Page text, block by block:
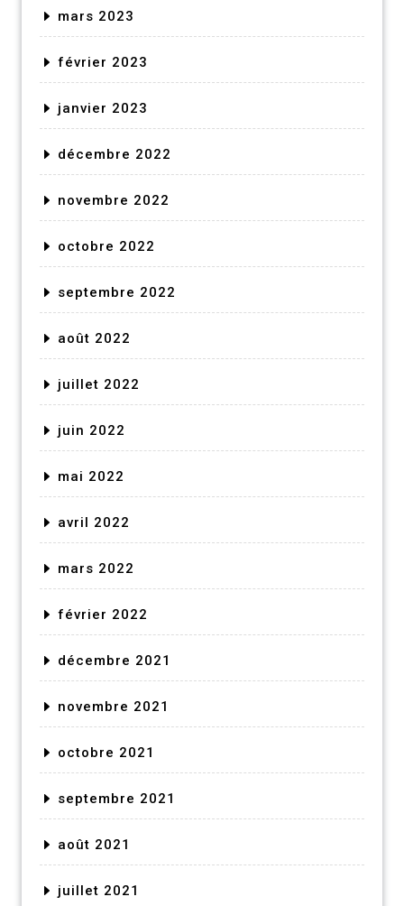
mars 2023
février 2023
janvier 2023
décembre 2022
novembre 2022
octobre 2022
septembre 2022
août 2022
juillet 2022
juin 2022
mai 2022
avril 2022
mars 2022
février 2022
décembre 2021
novembre 2021
octobre 2021
septembre 2021
août 2021
juillet 2021